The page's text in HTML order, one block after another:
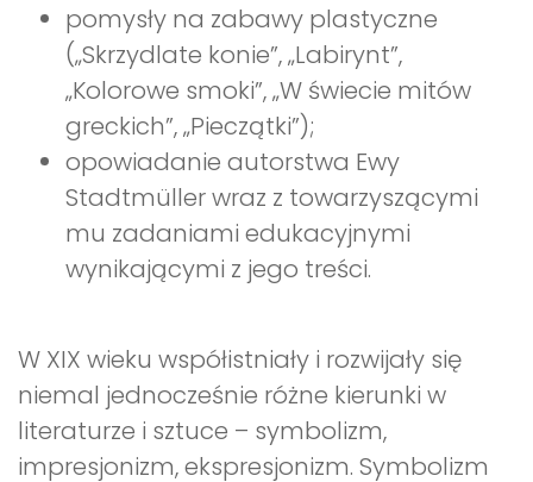
pomysły na zabawy plastyczne
(„Skrzydlate konie”, „Labirynt”,
„Kolorowe smoki”, „W świecie mitów
greckich”, „Pieczątki”);
opowiadanie autorstwa Ewy
Stadtmüller wraz z towarzyszącymi
mu zadaniami edukacyjnymi
wynikającymi z jego treści.
W XIX wieku współistniały i rozwijały się
niemal jednocześnie różne kierunki w
literaturze i sztuce – symbolizm,
impresjonizm, ekspresjonizm. Symbolizm